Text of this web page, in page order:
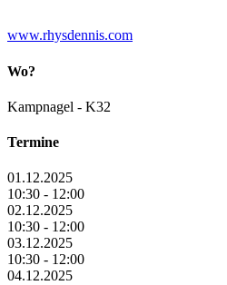
www.rhysdennis.com
Wo?
Kampnagel - K32
Termine
01.12.2025
10:30 - 12:00
02.12.2025
10:30 - 12:00
03.12.2025
10:30 - 12:00
04.12.2025